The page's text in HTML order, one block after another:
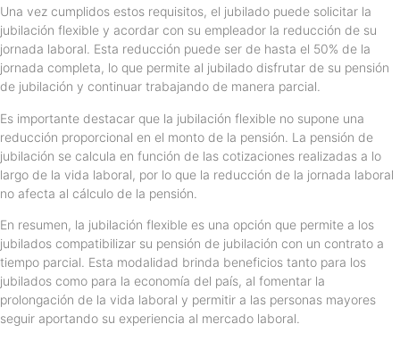
Una vez cumplidos estos requisitos, el jubilado puede solicitar la
jubilación flexible y acordar con su empleador la reducción de su
jornada laboral. Esta reducción puede ser de hasta el 50% de la
jornada completa, lo que permite al jubilado disfrutar de su pensión
de jubilación y continuar trabajando de manera parcial.
Es importante destacar que la jubilación flexible no supone una
reducción proporcional en el monto de la pensión. La pensión de
jubilación se calcula en función de las cotizaciones realizadas a lo
largo de la vida laboral, por lo que la reducción de la jornada laboral
no afecta al cálculo de la pensión.
En resumen, la jubilación flexible es una opción que permite a los
jubilados compatibilizar su pensión de jubilación con un contrato a
tiempo parcial. Esta modalidad brinda beneficios tanto para los
jubilados como para la economía del país, al fomentar la
prolongación de la vida laboral y permitir a las personas mayores
seguir aportando su experiencia al mercado laboral.